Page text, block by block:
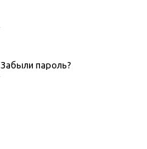
Забыли пароль?